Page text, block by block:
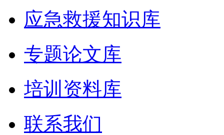
应急救援知识库
专题论文库
培训资料库
联系我们